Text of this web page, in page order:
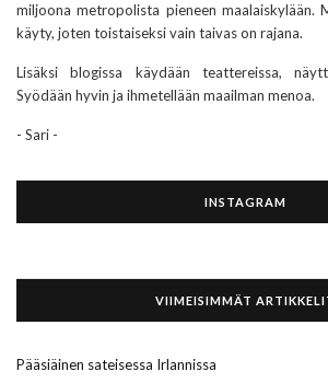
miljoona metropolista pieneen maalaiskylään.
käyty, joten toistaiseksi vain taivas on rajana.
Lisäksi blogissa käydään teattereissa,
Syödään hyvin ja ihmetellään maailman menoa.
- Sari -
INSTAGRAM
VIIMEISIMMÄT
Pääsiäinen sateisessa Irlannissa